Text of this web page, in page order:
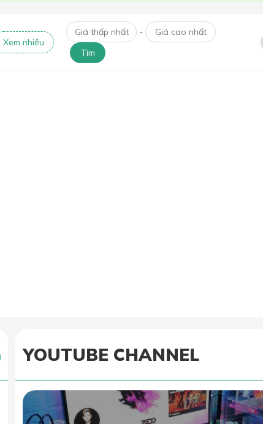
Xem nhiều
-
Tìm
YOUTUBE CHANNEL